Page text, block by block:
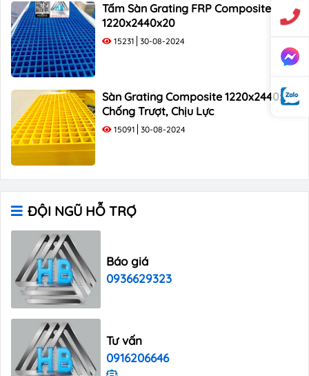
Tấm Sàn Grating FRP Composite
1220x2440x20
15231 30-08-2024
Sàn Grating Composite 1220x2440x38
Chống Trượt, Chịu Lực
15091 30-08-2024
ĐỘI NGŨ HỖ TRỢ
Báo giá
0936629323
Tư vấn
0916206646